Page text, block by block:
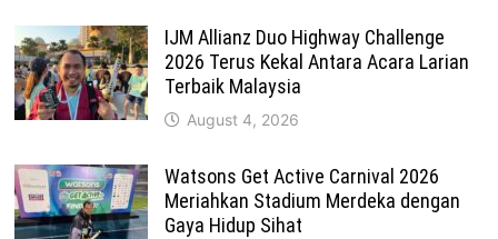
IJM Allianz Duo Highway Challenge
2026 Terus Kekal Antara Acara Larian
Terbaik Malaysia
August 4, 2026
Watsons Get Active Carnival 2026
Meriahkan Stadium Merdeka dengan
Gaya Hidup Sihat